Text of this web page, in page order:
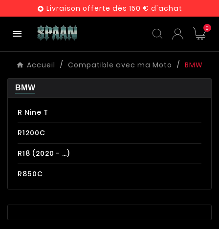
 Livraison offerte dès 150 € d'achat
 0
Accueil Compatible avec ma Moto BMW
BMW
R Nine T
R1200C
R18 (2020 - …)
R850C